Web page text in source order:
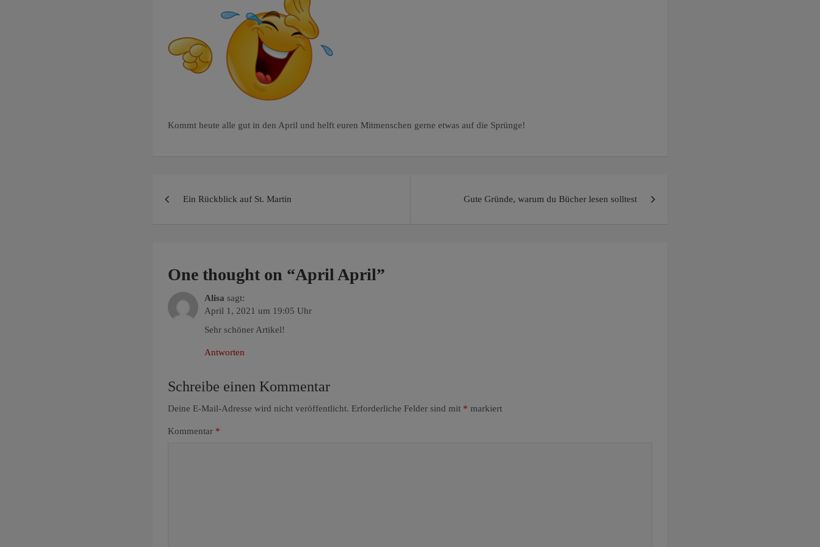
Kommt heute alle gut in den April und helft euren Mitmenschen gerne etwas auf die Sprünge!
Ein Rückblick auf St. Martin Gute Gründe, warum du Bücher lesen solltest
One thought on “April April”
Alisa sagt:
April 1, 2021 um 19:05 Uhr
Sehr schöner Artikel!
Antworten
Schreibe einen Kommentar
Deine E-Mail-Adresse wird nicht veröffentlicht. Erforderliche Felder sind mit * markiert
Kommentar *